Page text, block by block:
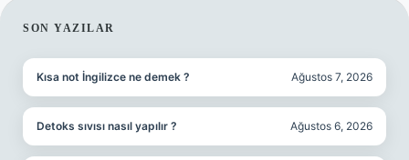
SIDEBAR
SON YAZILAR
Kısa not İngilizce ne demek ? Ağustos 7, 2026
Detoks sıvısı nasıl yapılır ? Ağustos 6, 2026